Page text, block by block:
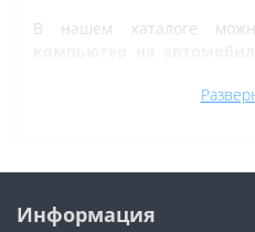
В нашем каталоге
дорогостоящая
Информация